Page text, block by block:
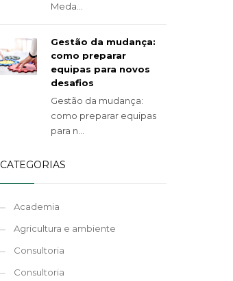
Meda...
Gestão da mudança:
como preparar
equipas para novos
desafios
Gestão da mudança:
como preparar equipas
para n...
CATEGORIAS
Academia
Agricultura e ambiente
Consultoria
Consultoria